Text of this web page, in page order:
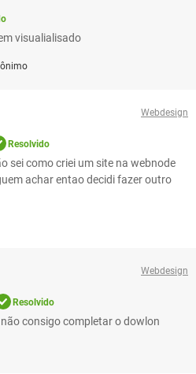
visualialisado
Webdesign
Resolvido
sei como criei um site na webnode
achar entao decidi fazer outro
Webdesign
Resolvido
consigo completar o dowlon